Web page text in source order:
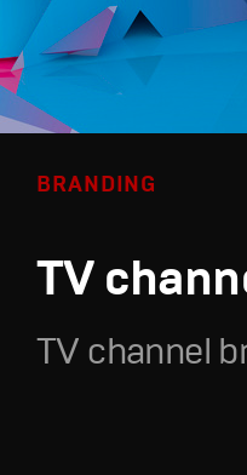
BRANDING
TV
TV channel